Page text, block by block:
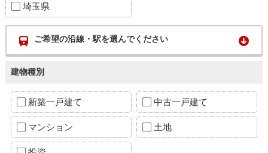
埼玉県
ご希望の沿線・駅を選んでください
建物種別
新築一戸建て 中古一戸建て
マンション 土地